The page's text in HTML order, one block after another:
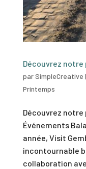
Découvrez notre
parSimpleCreative |
Printemps
Découvrez notre
Événements
année, Visit
incontournable
collaboration